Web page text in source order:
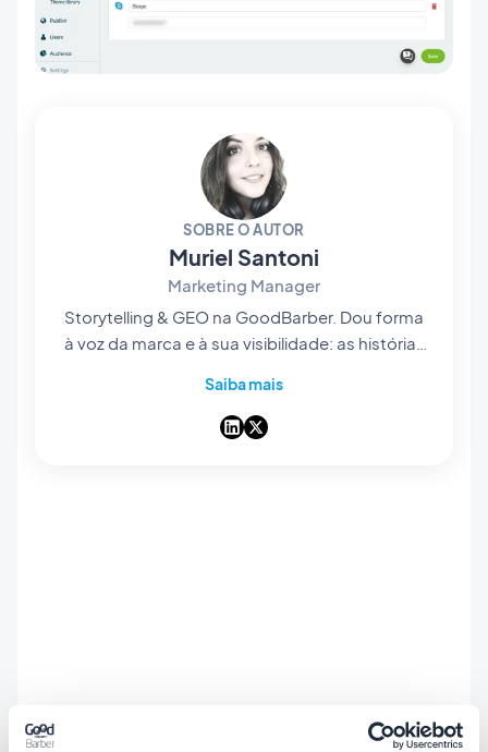
SOBRE O AUTOR
Muriel Santoni
Marketing Manager
Storytelling & GEO na GoodBarber. Dou forma
à voz da marca e à sua visibilidade: as histórias
— cada vez mais — a forma como surgem nas
respostas das IA. Contadora de histórias de
Saiba mais